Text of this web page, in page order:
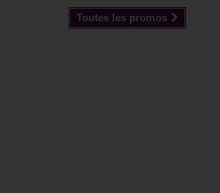
Toutes les promos